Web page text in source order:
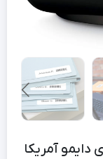
دایمو آمریکا